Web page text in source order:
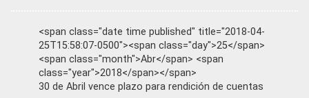
<span class="date time published" title="2018-04-
25T15:58:07-0500"><span class="day">25</span>
<span class="month">Abr</span> <span
class="year">2018</span></span>
30 de Abril vence plazo para rendición de cuentas